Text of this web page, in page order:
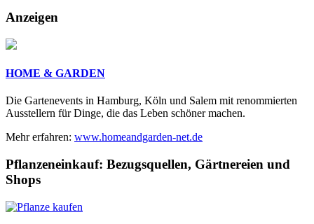
Anzeigen
HOME & GARDEN
Die Gartenevents in Hamburg, Köln und Salem mit renommierten
Ausstellern für Dinge, die das Leben schöner machen.
Mehr erfahren: www.homeandgarden-net.de
Pflanzeneinkauf: Bezugsquellen, Gärtnereien und
Shops